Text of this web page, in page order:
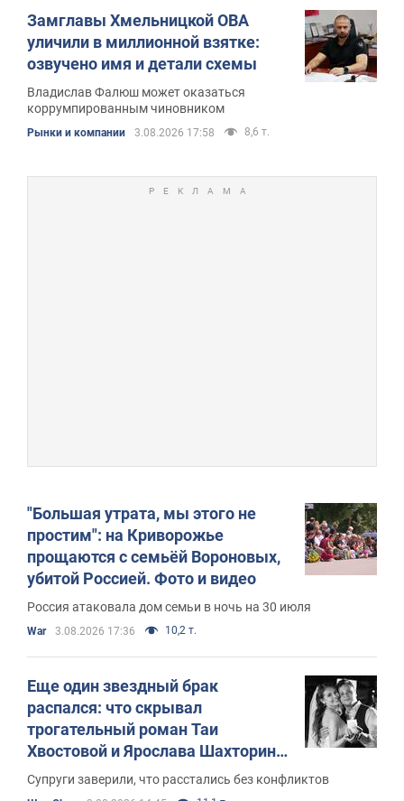
Замглавы Хмельницкой ОВА
уличили в миллионной взятке:
озвучено имя и детали схемы
Владислав Фалюш может оказаться
коррумпированным чиновником
Рынки и компании 3.08.2026 17:58 8,6 т.
"Большая утрата, мы этого не
простим": на Криворожье
прощаются с семьёй Вороновых,
убитой Россией. Фото и видео
Россия атаковала дом семьи в ночь на 30 июля
War 3.08.2026 17:36 10,2 т.
Еще один звездный брак
распался: что скрывал
трогательный роман Таи
Хвостовой и Ярослава Шахторина,
которые прожили вместе 9 лет
Супруги заверили, что расстались без конфликтов